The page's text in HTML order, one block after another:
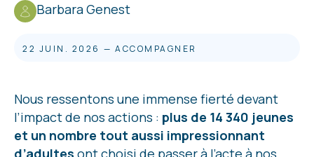
Barbara Genest
22 JUIN. 2026 — ACCOMPAGNER
Nous ressentons une immense fierté devant
l’impact de nos actions : plus de 14 340 jeunes
et un nombre tout aussi impressionnant
d’adultes ont choisi de passer à l’acte à nos